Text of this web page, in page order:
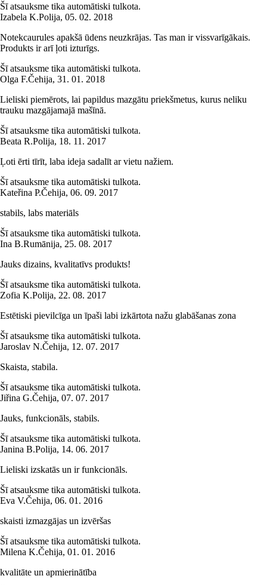
Šī atsauksme tika automātiski tulkota.
Izabela K.Polija, 05. 02. 2018
Notekcaurules apakšā ūdens neuzkrājas. Tas man ir vissvarīgākais.
Produkts ir arī ļoti izturīgs.
Šī atsauksme tika automātiski tulkota.
Olga F.Čehija, 31. 01. 2018
Lieliski piemērots, lai papildus mazgātu priekšmetus, kurus neliku
trauku mazgājamajā mašīnā.
Šī atsauksme tika automātiski tulkota.
Beata R.Polija, 18. 11. 2017
Ļoti ērti tīrīt, laba ideja sadalīt ar vietu nažiem.
Šī atsauksme tika automātiski tulkota.
Kateřina P.Čehija, 06. 09. 2017
stabils, labs materiāls
Šī atsauksme tika automātiski tulkota.
Ina B.Rumānija, 25. 08. 2017
Jauks dizains, kvalitatīvs produkts!
Šī atsauksme tika automātiski tulkota.
Zofia K.Polija, 22. 08. 2017
Estētiski pievilcīga un īpaši labi izkārtota nažu glabāšanas zona
Šī atsauksme tika automātiski tulkota.
Jaroslav N.Čehija, 12. 07. 2017
Skaista, stabila.
Šī atsauksme tika automātiski tulkota.
Jiřina G.Čehija, 07. 07. 2017
Jauks, funkcionāls, stabils.
Šī atsauksme tika automātiski tulkota.
Janina B.Polija, 14. 06. 2017
Lieliski izskatās un ir funkcionāls.
Šī atsauksme tika automātiski tulkota.
Eva V.Čehija, 06. 01. 2016
skaisti izmazgājas un izvēršas
Šī atsauksme tika automātiski tulkota.
Milena K.Čehija, 01. 01. 2016
kvalitāte un apmierinātība